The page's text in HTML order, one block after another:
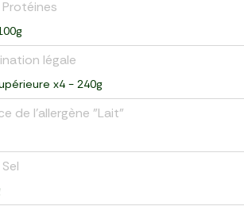
légale
x4 - 240g
de l'allergène "Lait"